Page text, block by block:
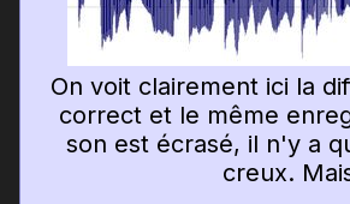
On voit clairement ici la
correct et le même
son est écrasé, il n'y a
creux.